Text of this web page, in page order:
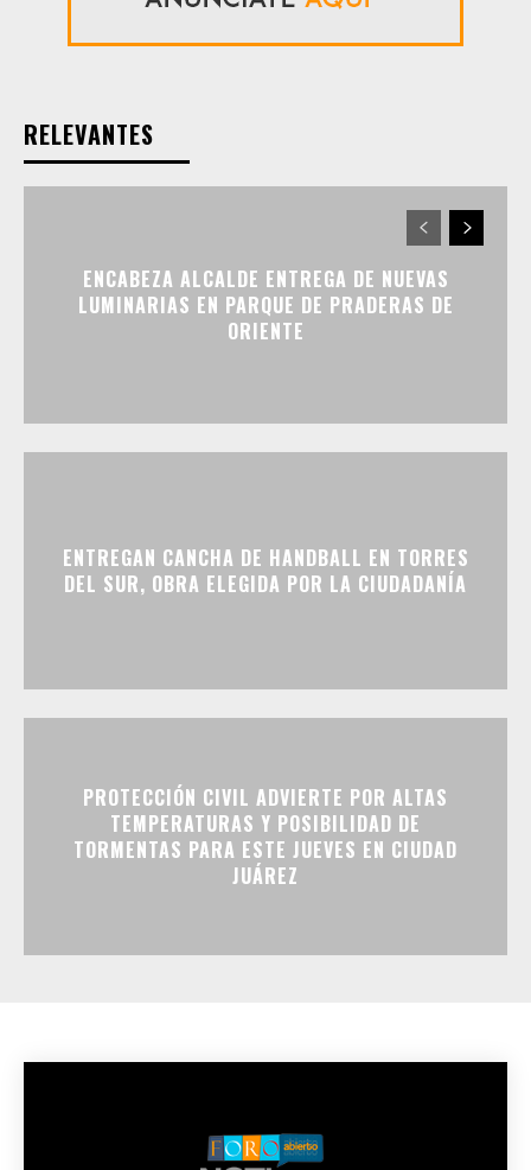
RELEVANTES
ENCABEZA ALCALDE ENTREGA DE NUEVAS
LUMINARIAS EN PARQUE DE PRADERAS DE
ORIENTE
ENTREGAN CANCHA DE HANDBALL EN TORRES
DEL SUR, OBRA ELEGIDA POR LA CIUDADANÍA
PROTECCIÓN CIVIL ADVIERTE POR ALTAS
TEMPERATURAS Y POSIBILIDAD DE
TORMENTAS PARA ESTE JUEVES EN CIUDAD
JUÁREZ